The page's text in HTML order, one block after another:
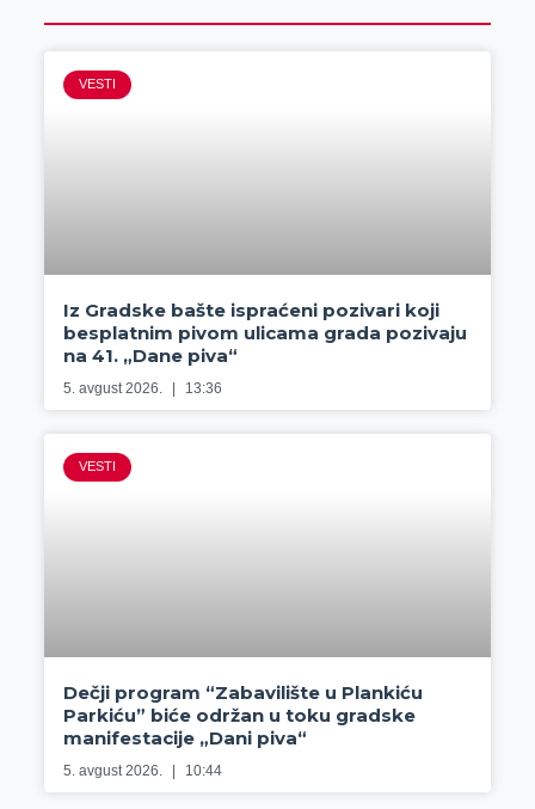
VESTI
Iz Gradske bašte ispraćeni pozivari koji
besplatnim pivom ulicama grada pozivaju
na 41. „Dane piva“
5. avgust 2026. 13:36
VESTI
Dečji program “Zabavilište u Plankiću
Parkiću” biće održan u toku gradske
manifestacije „Dani piva“
5. avgust 2026. 10:44